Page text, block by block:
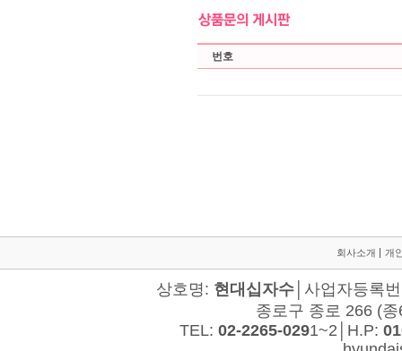
회사소개 개
상호명: 현대십자수│사업자등록
종로구 종로 266 (
TEL: 02-2265-0291~2│H.P: